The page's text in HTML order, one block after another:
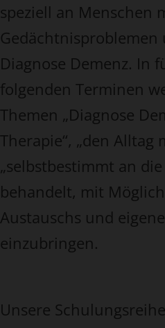
speziell an Menschen
Diagnose Demenz. In
folgenden Terminen
Themen „Diagnose
Therapie“, „den Alltag
„selbstbestimmt an
behandelt, mit
Austauschs und
einzubringen.
Unsere